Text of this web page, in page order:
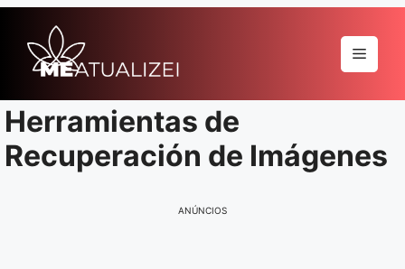
para
Menu
Herramientas de
Recuperación de Imágenes
ANÚNCIOS